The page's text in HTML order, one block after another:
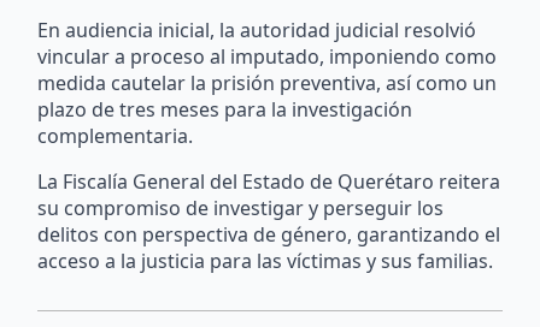
En audiencia inicial, la autoridad judicial resolvió
vincular a proceso al imputado, imponiendo como
medida cautelar la prisión preventiva, así como un
plazo de tres meses para la investigación
complementaria.
La Fiscalía General del Estado de Querétaro reitera
su compromiso de investigar y perseguir los
delitos con perspectiva de género, garantizando el
acceso a la justicia para las víctimas y sus familias.